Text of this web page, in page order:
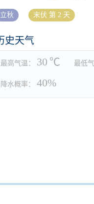
立秋 末伏 第 2 天
史天气
最高气温： 30 ℃ 最低气
降水概率： 40%